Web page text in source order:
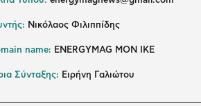
Νικόλαος Φιλιππίδης
name: ENERGYMAG ΜΟΝ ΙΚΕ
Σύνταξης: Ειρήνη Γαλιώτου